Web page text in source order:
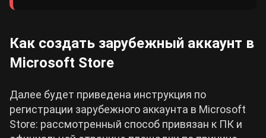
Как создать зарубежный аккаунт в
Microsoft Store
Далее будет приведена инструкция по
регистрации зарубежного аккаунта в Microsoft
Store: рассмотренный способ привязан к ПК и